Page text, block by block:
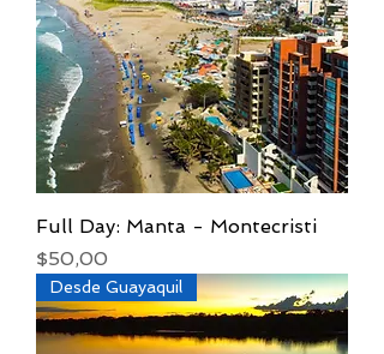
Full Day: Manta - Montecristi
Precio
$50,00
Desde Guayaquil